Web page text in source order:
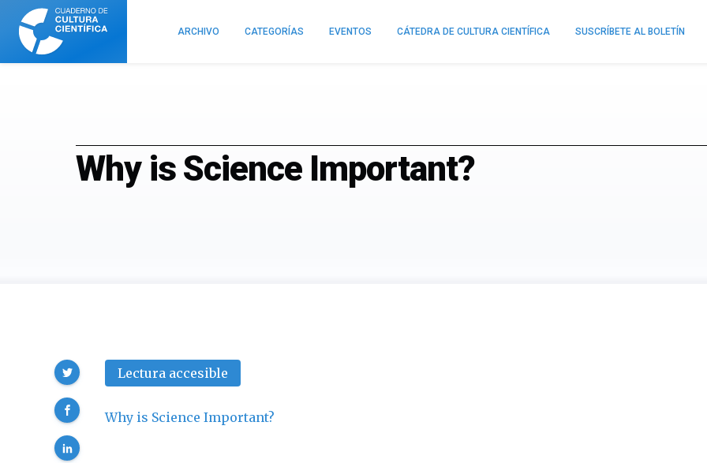
Cuaderno
Cultura
Científica
ARCHIVO CATEGORÍAS EVENTOS CÁTEDRA DE CULTURA CIENTÍFICA SUSCRÍBETE AL BOLETÍN
Why is Science Important?
Lectura accesible
Why is Science Important?
Compartir